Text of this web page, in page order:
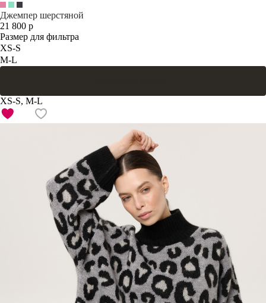
Джемпер шерстяной
21 800 р
Размер для фильтра
XS-S
M-L
XS-S, M-L